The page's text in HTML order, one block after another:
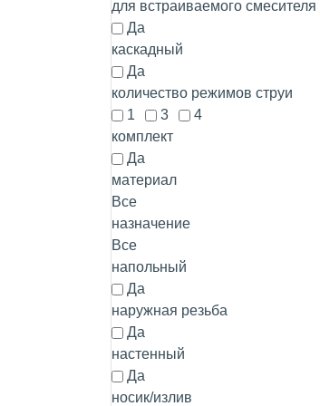
для встраиваемого смесителя
Да
каскадный
Да
количество режимов струи
1
3
4
комплект
Да
материал
Все
назначение
Все
напольный
Да
наружная резьба
Да
настенный
Да
носик/излив